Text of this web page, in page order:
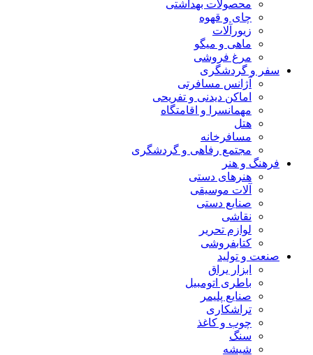
محصولات بهداشتی
چای و قهوه
زیورآلات
ماهی و میگو
مرغ فروشی
سفر و گردشگری
آژانس مسافرتی
اماکن دیدنی و تفریحی
مهمانسرا و اقامتگاه
هتل
مسافرخانه
مجتمع رفاهی و گردشگری
فرهنگ و هنر
هنرهای دستی
آلات موسیقی
صنایع دستی
نقاشی
لوازم تحریر
کتابفروشی
صنعت و تولید
ابزار یراق
باطری اتومبیل
صنایع پلیمر
تراشکاری
چوب و کاغذ
سنگ
شیشه